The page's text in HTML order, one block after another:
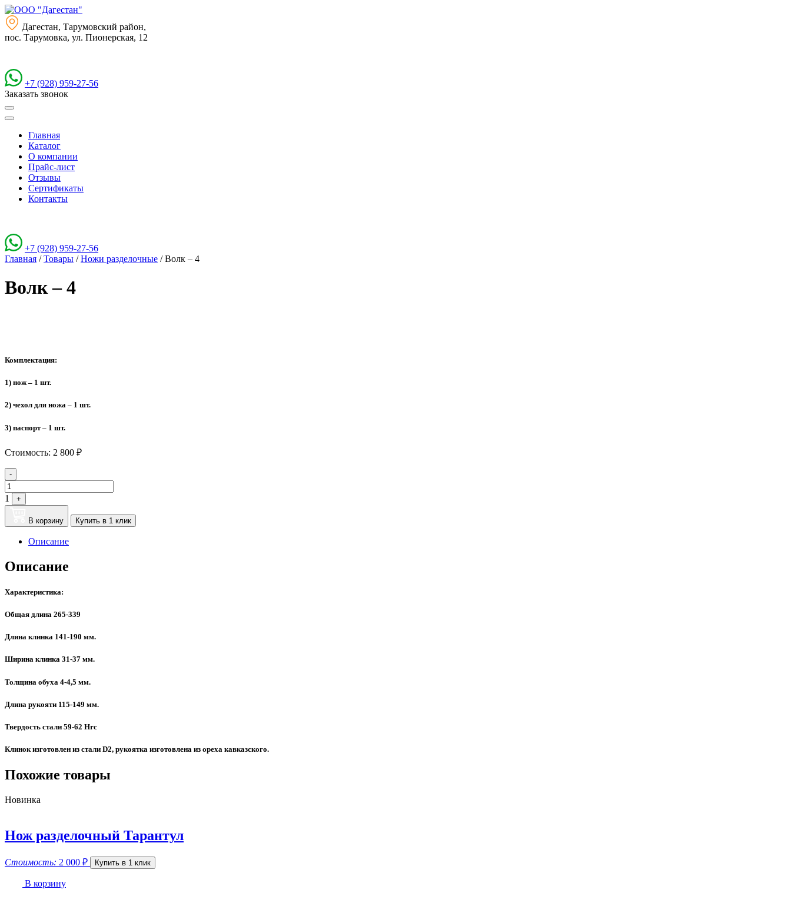
Дагестан, Тарумовский район,
пос. Тарумовка, ул. Пионерская, 12
+7 (928) 959-27-56
Заказать звонок
Главная
Каталог
О компании
Прайс-лист
Отзывы
Сертификаты
Контакты
+7 (928) 959-27-56
Главная / Товары / Ножи разделочные / Волк – 4
Волк – 4
Комплектация:
1) нож – 1 шт.
2) чехол для ножа – 1 шт.
3) паспорт – 1 шт.
Стоимость: 2 800 ₽
Quantity
-
1 +
В корзину Купить в 1 клик
Описание
Описание
Характеристика:
Общая длина 265-339
Длина клинка 141-190 мм.
Ширина клинка 31-37 мм.
Толщина обуха 4-4,5 мм.
Длина рукояти 115-149 мм.
Твердость стали 59-62 Hrc
Клинок изготовлен из стали D2, рукоятка изготовлена из ореха кавказского.
Похожие товары
Новинка
Нож разделочный Тарантул
Стоимость: 2 000 ₽ Купить в 1 клик
В корзину